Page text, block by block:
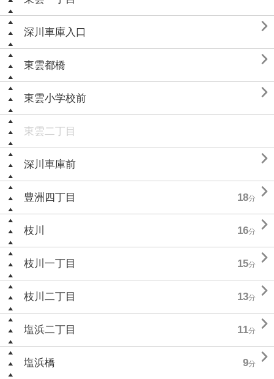
深川車庫入口 
東雲都橋 
東雲小学校前 
東雲二丁目
深川車庫前 
豊洲四丁目 18分 
枝川 16分 
枝川一丁目 15分 
枝川二丁目 13分 
塩浜二丁目 11分 
塩浜橋 9分 